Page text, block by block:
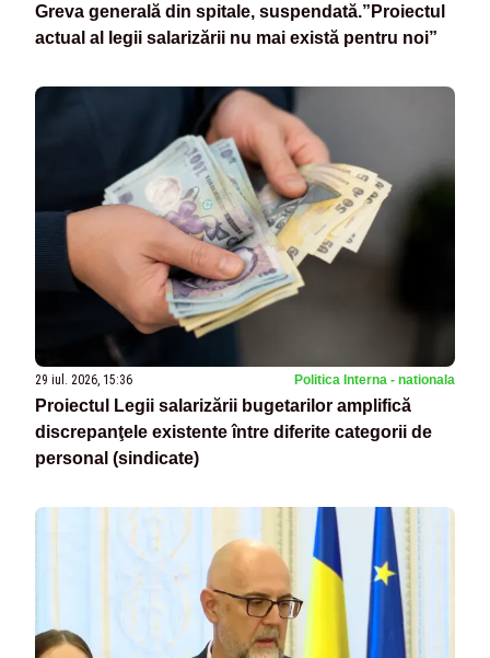
Greva generală din spitale, suspendată.”Proiectul
actual al legii salarizării nu mai există pentru noi”
29 iul. 2026, 15:36 Politica Interna - nationala
Proiectul Legii salarizării bugetarilor amplifică
discrepanţele existente între diferite categorii de
personal (sindicate)